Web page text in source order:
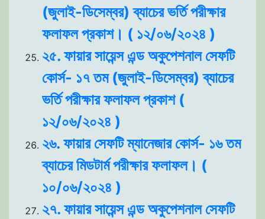
(জুলাই-ডিসেম্বর) ব্যাচের ভর্তি পরীক্ষার
ফলাফল প্রকাশ। ( ১২/০৬/২০২৪ )
২৫. ফায়ার সায়েন্স এন্ড অকুপেশনাল সেফটি
কোর্স- ১৭ তম (জুলাই-ডিসেম্বর) ব্যাচের
ভর্তি পরীক্ষার ফলাফল প্রকাশ (
১২/০৬/২০২৪ )
২৬. ফায়ার সেফটি ম্যানেজার কোর্স- ১৬ তম
ব্যাচের মিডটার্ম পরীক্ষার ফলাফল। (
১০/০৬/২০২৪ )
২৭. ফায়ার সায়েন্স এন্ড অকুপেশনাল সেফটি